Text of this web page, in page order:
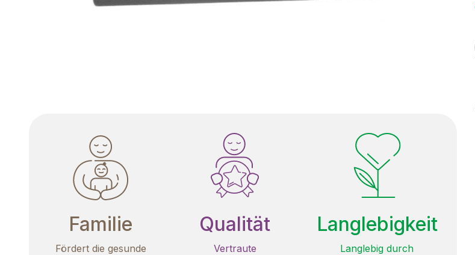
Familie
Fördert die gesunde
Qualität
Vertraute
Langlebigkeit
Langlebig durch